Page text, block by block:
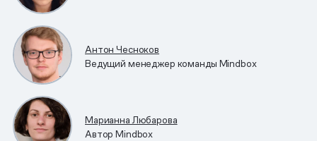
Антон Чесноков
Ведущий менеджер команды Mindbox
Марианна Любарова
Автор Mindbox